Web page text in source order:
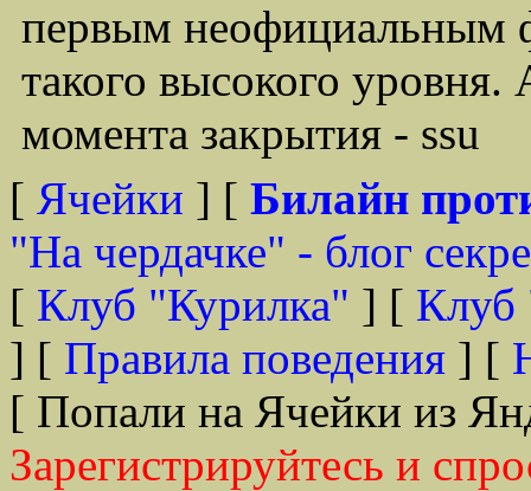
первым неофициальным
такого высокого
момента закрытия - ssu
[ Ячейки ] [ Билайн
"На чердачке" - блог
[ Клуб "Курилка" ] [ Клуб
] [ Правила поведения ] [
[ Попали на Ячейки из
Зарегистрируйтесь и